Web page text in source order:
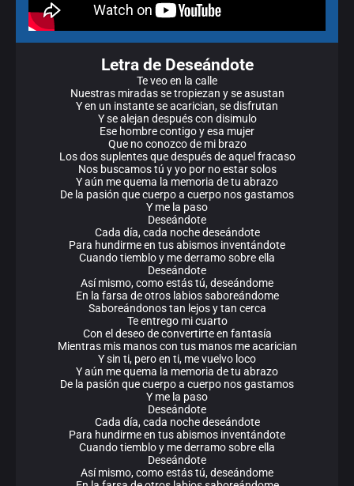
Letra de Deseándote
Te veo en la calle
Nuestras miradas se tropiezan y se asustan
Y en un instante se acarician, se disfrutan
Y se alejan después con disimulo
Ese hombre contigo y esa mujer
Que no conozco de mi brazo
Los dos suplentes que después de aquel fracaso
Nos buscamos tú y yo por no estar solos
Y aún me quema la memoria de tu abrazo
De la pasión que cuerpo a cuerpo nos gastamos
Y me la paso
Deseándote
Cada día, cada noche deseándote
Para hundirme en tus abismos inventándote
Cuando tiemblo y me derramo sobre ella
Deseándote
Así mismo, como estás tú, deseándome
En la farsa de otros labios saboreándome
Saboreándonos tan lejos y tan cerca
Te entrego mi cuarto
Con el deseo de convertirte en fantasía
Mientras mis manos con tus manos me acarician
Y sin ti, pero en ti, me vuelvo loco
Y aún me quema la memoria de tu abrazo
De la pasión que cuerpo a cuerpo nos gastamos
Y me la paso
Deseándote
Cada día, cada noche deseándote
Para hundirme en tus abismos inventándote
Cuando tiemblo y me derramo sobre ella
Deseándote
Así mismo, como estás tú, deseándome